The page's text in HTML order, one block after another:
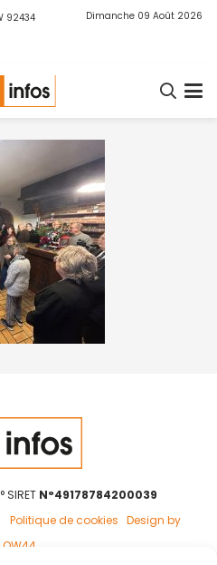
92434 Dimanche 09 Août 2026
N°49178784200039
Politique de cookies Design by